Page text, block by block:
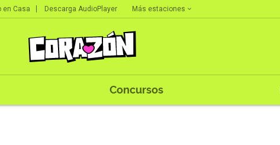
en Casa Descarga AudioPlayer Más estaciones
Concursos